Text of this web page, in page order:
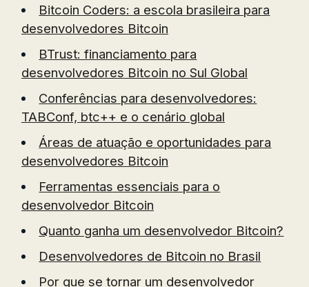
Bitcoin Coders: a escola brasileira para
desenvolvedores Bitcoin
BTrust: financiamento para
desenvolvedores Bitcoin no Sul Global
Conferências para desenvolvedores:
TABConf, btc++ e o cenário global
Áreas de atuação e oportunidades para
desenvolvedores Bitcoin
Ferramentas essenciais para o
desenvolvedor Bitcoin
Quanto ganha um desenvolvedor Bitcoin?
Desenvolvedores de Bitcoin no Brasil
Por que se tornar um desenvolvedor